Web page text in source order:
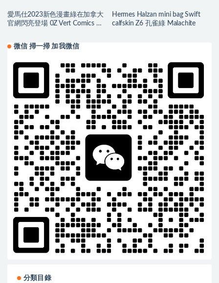
愛馬仕2023新色漫畫綠在加拿大
官網閃亮登場 0Z Vert Comics 漫
Hermes Halzan mini bag Swift
calfskin Z6 孔雀綠 Malachite
微信 掃一掃 加我微信
分類目錄